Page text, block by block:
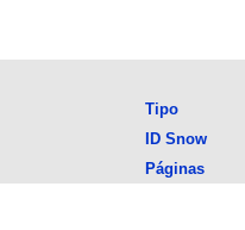
Tipo
ID Snow
Páginas